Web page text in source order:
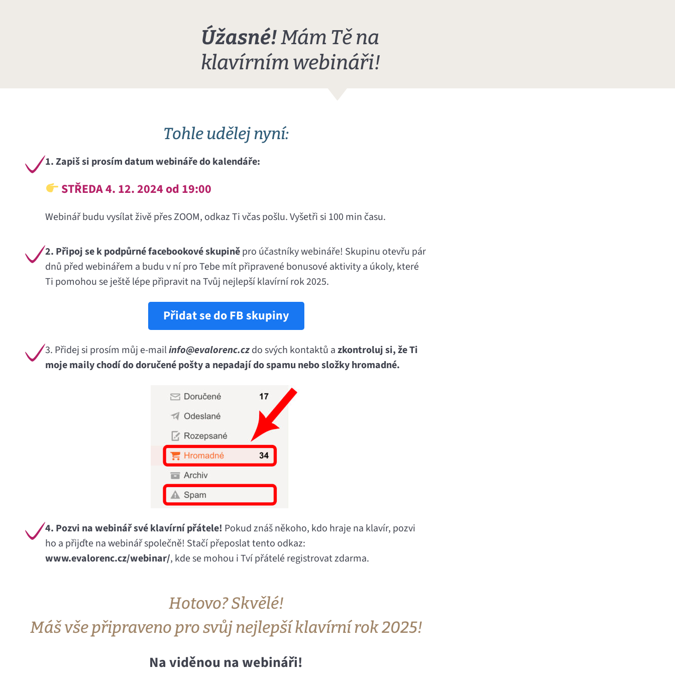
Úžasné!Mám Tě na
klavírním webináři!
Tohle udělej nyní:
1. Zapiš si prosím datum webináře do kalendáře:
STŘEDA 4. 12. 2024 od 19:00
Webinář budu vysílat živě přes ZOOM, odkaz Ti včas pošlu. Vyšetři si 100 min času.
2. Připoj se k podpůrné facebookové skupiněpro účastníky webináře! Skupinu otevřu pár
dnů před webinářem a budu v ní pro Tebe mít připravené bonusové aktivity a úkoly, které
Ti pomohou se ještě lépe připravit na Tvůj nejlepší klavírní rok 2025.
Přidat se do FB skupiny
3. Přidej si prosím můj e-mailinfo@evalorenc.czdo svých kontaktů azkontroluj si, že Ti
moje maily chodí do doručené pošty a nepadají do spamu nebo složky hromadné.
4. Pozvi na webinář své klavírní přátele! Pokud znáš někoho, kdo hraje na klavír, pozvi
ho a přijďte na webinář společně! Stačí přeposlat tento odkaz:
www.evalorenc.cz/webinar/, kde se mohou i Tví přátelé registrovat zdarma.
Hotovo? Skvělé!
Máš vše připraveno pro svůj nejlepší klavírní rok 2025!
Na viděnou na webináři!